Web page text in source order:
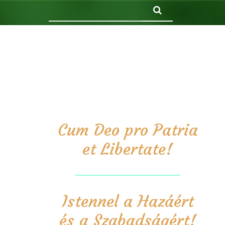
Cum Deo pro Patria
et Libertate!
Istennel a Hazáért
és a Szabadságért!